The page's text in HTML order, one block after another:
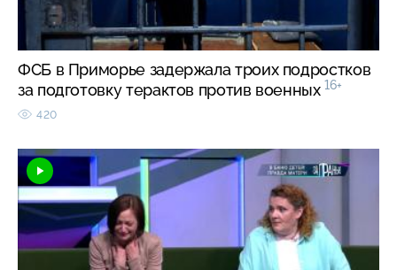
ФСБ в Приморье задержала троих подростков
за подготовку терактов против военных 16+
420